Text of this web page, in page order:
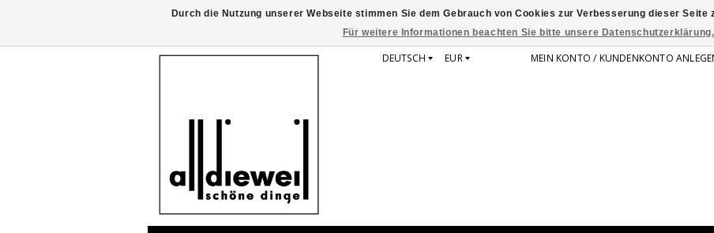
DEUTSCH EUR MEIN KONTO / KUNDENKONTO
Durch die Nutzung unserer Webseite stimmen Sie dem Gebrauch von Cookies zur Verbesserung dieser Seite
Für weitere Informationen beachten Sie bitte unsere